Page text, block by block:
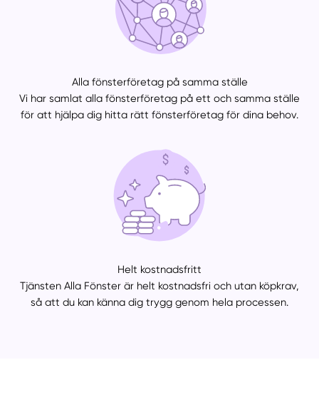
Alla fönsterföretag på samma ställe
Vi har samlat alla fönsterföretag på ett och samma ställe
för att hjälpa dig hitta rätt fönsterföretag för dina behov.
Helt kostnadsfritt
Tjänsten Alla Fönster är helt kostnadsfri och utan köpkrav,
så att du kan känna dig trygg genom hela processen.